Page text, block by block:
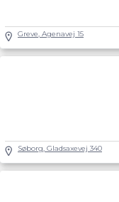
Greve, Agenavej 15
Søborg, Gladsaxevej 340